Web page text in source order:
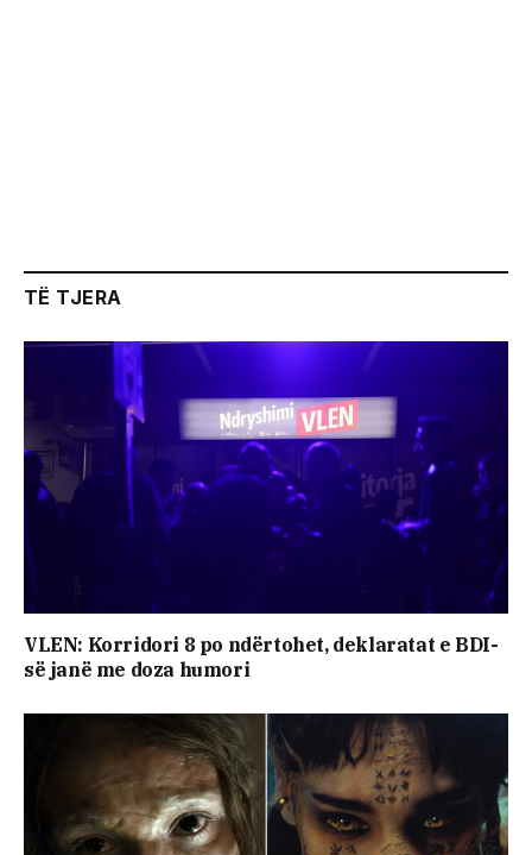
TË TJERA
VLEN: Korridori 8 po ndërtohet, deklaratat e BDI-
së janë me doza ​humori